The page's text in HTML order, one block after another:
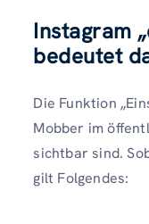
Instagram
bedeutet
Die Funktion
Mobber im
sichtbar sind.
gilt Folgendes: